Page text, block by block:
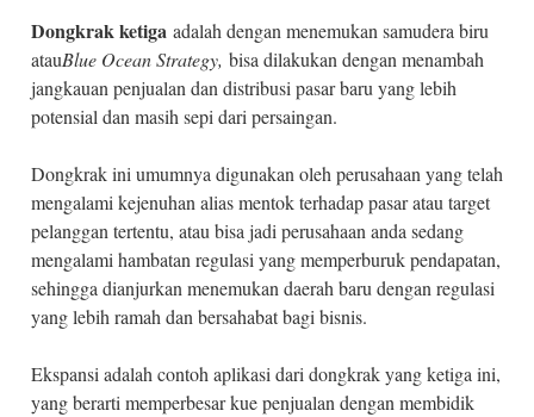
Dongkrak ketiga adalah dengan menemukan samudera biru
atauBlue Ocean Strategy, bisa dilakukan dengan menambah
jangkauan penjualan dan distribusi pasar baru yang lebih
potensial dan masih sepi dari persaingan.
Dongkrak ini umumnya digunakan oleh perusahaan yang telah
mengalami kejenuhan alias mentok terhadap pasar atau target
pelanggan tertentu, atau bisa jadi perusahaan anda sedang
mengalami hambatan regulasi yang memperburuk pendapatan,
sehingga dianjurkan menemukan daerah baru dengan regulasi
yang lebih ramah dan bersahabat bagi bisnis.
Ekspansi adalah contoh aplikasi dari dongkrak yang ketiga ini,
yang berarti memperbesar kue penjualan dengan membidik